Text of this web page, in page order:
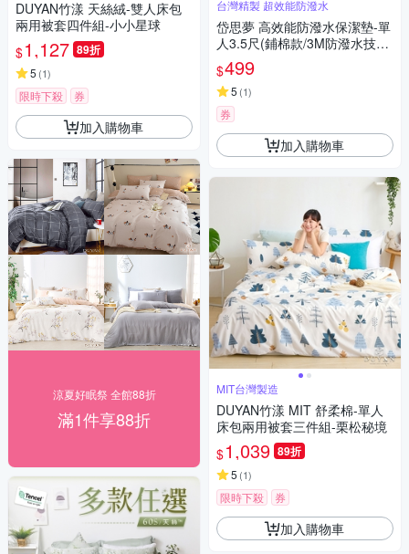
DUYAN竹漾 天絲絨-雙人床包
兩用被套四件組-小小星球
$1,127 89折
5 (1)
限時下殺 券
加入購物車
涼夏好眠祭 全館88折
滿1件享88折
台灣精製 超效能防潑水
岱思夢 高效能防潑水保潔墊-單
人3.5尺(鋪棉款/3M防潑水技術/
馬卡龍/淺藍)
$499
5 (1)
券
加入購物車
MIT台灣製造
DUYAN竹漾 MIT 舒柔棉-單人
床包兩用被套三件組-栗松秘境
$1,039 89折
5 (1)
限時下殺 券
加入購物車